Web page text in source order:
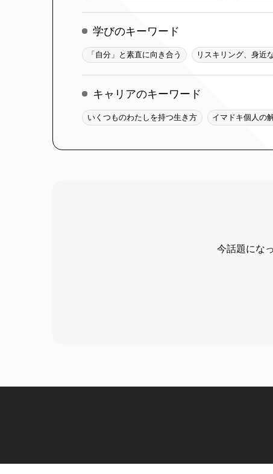
学びのキーワード
「自分」と素直に向き合う リスキリング、身近
キャリアのキーワード
いくつものわたしを持つ生き方 イマドキ個人の
今話題にな